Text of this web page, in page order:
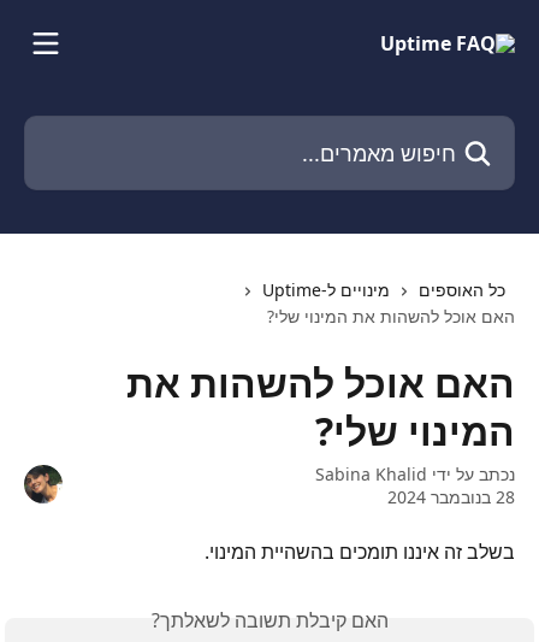
חיפוש מאמרים...
כל האוספים
מינויים ל-Uptime
האם אוכל להשהות את המינוי שלי?
האם אוכל להשהות את
המינוי שלי?
נכתב על ידי Sabina Khalid
28 בנובמבר 2024
בשלב זה איננו תומכים בהשהיית המינוי.
האם קיבלת תשובה לשאלתך?